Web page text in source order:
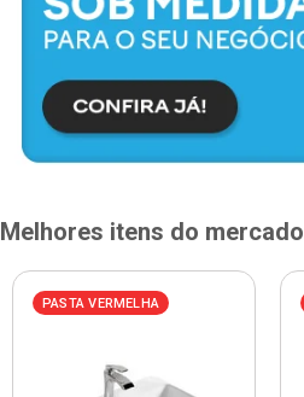
Melhores itens do mercado
PASTA VERMELHA